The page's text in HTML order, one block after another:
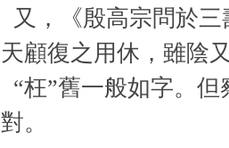
又，《殷高宗問於
天顧復之用休，雖陰
“枉”舊一般如字。
對。